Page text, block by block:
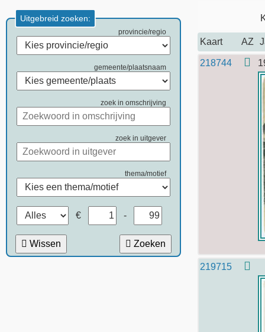
Uitgebreid zoeken:
provincie/regio
gemeente/plaatsnaam
zoek in omschrijving
zoek in uitgever
thema/motief
€ -
Wissen Zoeken
Kaart AZ
218744
219715